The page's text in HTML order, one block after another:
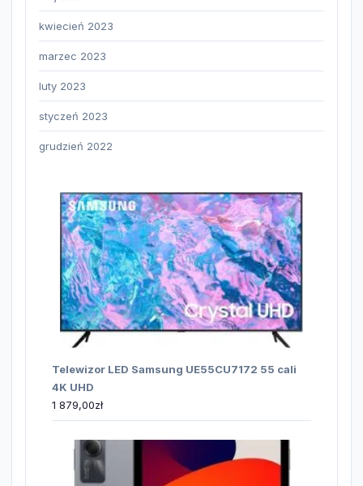
kwiecień 2023
marzec 2023
luty 2023
styczeń 2023
grudzień 2022
Telewizor LED Samsung UE55CU7172 55 cali
4K UHD
1 879,00zł